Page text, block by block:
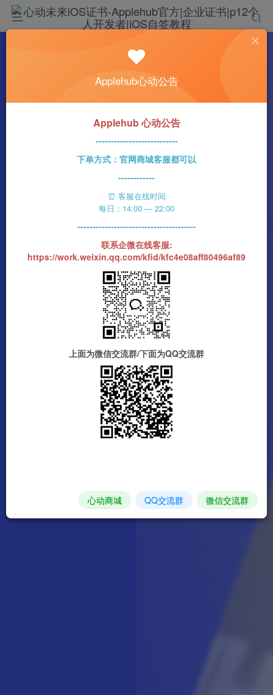
科技资讯
苹果将于2025年实现在电池中使用100%再生
钴
16分钟 2023-04-15
Applehub心动公告
Applehub 心动公告
---------------------------
下单方式：官网商城客服都可以
------------
⏰ 客服在线时间
每日：14:00 — 22:00
---------------------------------------
联系企微在线客服:
https://work.weixin.qq.com/kfid/kfc4e08aff80496af89
上面为微信交流群/下面为QQ交流群
心动商城 QQ交流群 微信交流群